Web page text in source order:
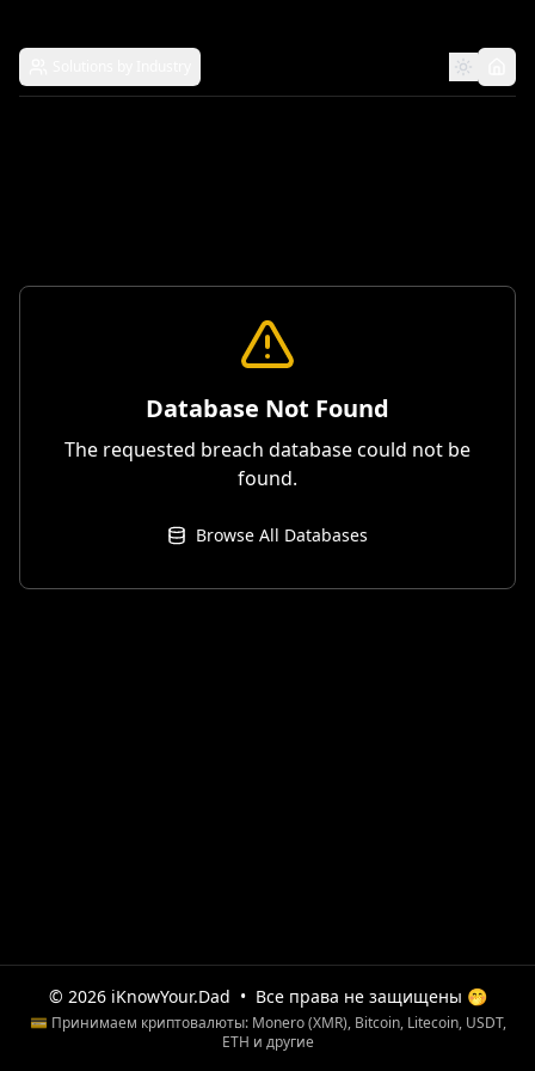
Database Not Found
The requested breach database could not be
found.
Browse All Databases
© 2026 iKnowYour.Dad • Все права не защищены 🤭
💳 Принимаем криптовалюты: Monero (XMR), Bitcoin, Litecoin, USDT,
ETH и другие